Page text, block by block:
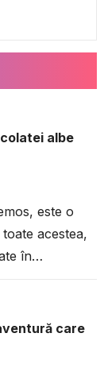
albe
este o
acestea,
în
care